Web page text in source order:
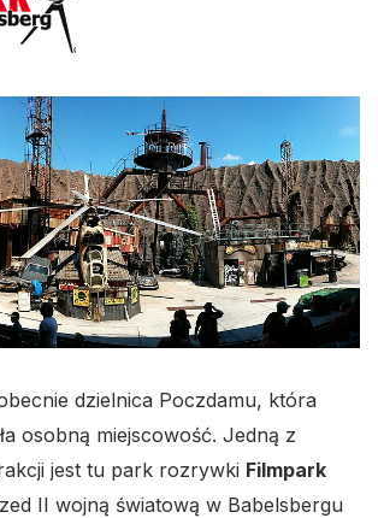
dzielnica Poczdamu, która
osobną miejscowość. Jedną z
jest tu park rozrywki Filmpark
II wojną światową w Babelsbergu